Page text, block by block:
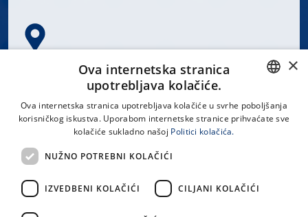
Spinčićeva 1, 21000 Split
LINKOVI
CROATIAN
×
Ova internetska stranica
upotrebljava kolačiće.
Ova internetska stranica upotrebljava kolačiće u svrhe poboljšanja
korisničkog iskustva. Uporabom internetske stranice prihvaćate sve
kolačiće sukladno našoj Politici kolačića.
NUŽNO POTREBNI KOLAČIĆI
IZVEDBENI KOLAČIĆI CILJANI KOLAČIĆI